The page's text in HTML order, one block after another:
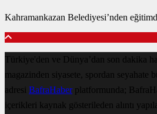
Kahramankazan Belediyesi’nden
Türkiye'den ve Dünya’dan son dakika
magazinden siyasete, spordan seyahate
adresi BafraHaberplatformunda;
içerikleri kaynak gösterileden alıntı